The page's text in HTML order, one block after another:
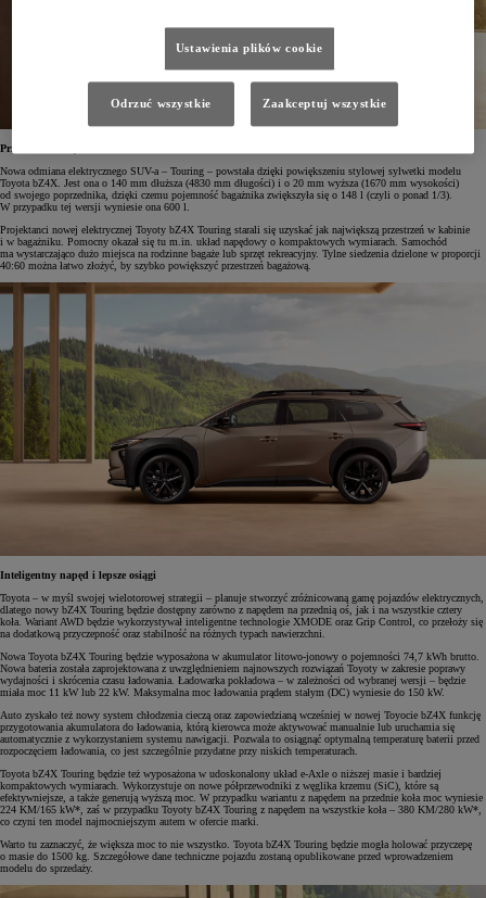
Przestronne wnętrze
Nowa odmiana elektrycznego SUV-a – Touring – powstała dzięki powiększeniu stylowej sylwetki modelu
Toyota bZ4X. Jest ona o 140 mm dłuższa (4830 mm długości) i o 20 mm wyższa (1670 mm wysokości)
od swojego poprzednika, dzięki czemu pojemność bagażnika zwiększyła się o 148 l (czyli o ponad 1/3).
W przypadku tej wersji wyniesie ona 600 l.
Projektanci nowej elektrycznej Toyoty bZ4X Touring starali się uzyskać jak największą przestrzeń w kabinie
i w bagażniku. Pomocny okazał się tu m.in. układ napędowy o kompaktowych wymiarach. Samochód
ma wystarczająco dużo miejsca na rodzinne bagaże lub sprzęt rekreacyjny. Tylne siedzenia dzielone w proporcji
40:60 można łatwo złożyć, by szybko powiększyć przestrzeń bagażową.
Inteligentny napęd i lepsze osiągi
Toyota – w myśl swojej wielotorowej strategii – planuje stworzyć zróżnicowaną gamę pojazdów elektrycznych,
dlatego nowy bZ4X Touring będzie dostępny zarówno z napędem na przednią oś, jak i na wszystkie cztery
koła. Wariant AWD będzie wykorzystywał inteligentne technologie XMODE oraz Grip Control, co przełoży się
na dodatkową przyczepność oraz stabilność na różnych typach nawierzchni.
Nowa Toyota bZ4X Touring będzie wyposażona w akumulator litowo-jonowy o pojemności 74,7 kWh brutto.
Nowa bateria została zaprojektowana z uwzględnieniem najnowszych rozwiązań Toyoty w zakresie poprawy
wydajności i skrócenia czasu ładowania. Ładowarka pokładowa – w zależności od wybranej wersji – będzie
miała moc 11 kW lub 22 kW. Maksymalna moc ładowania prądem stałym (DC) wyniesie do 150 kW.
Auto zyskało też nowy system chłodzenia cieczą oraz zapowiedzianą wcześniej w nowej Toyocie bZ4X funkcję
przygotowania akumulatora do ładowania, którą kierowca może aktywować manualnie lub uruchamia się
automatycznie z wykorzystaniem systemu nawigacji. Pozwala to osiągnąć optymalną temperaturę baterii przed
rozpoczęciem ładowania, co jest szczególnie przydatne przy niskich temperaturach.
Toyota bZ4X Touring będzie też wyposażona w udoskonalony układ e-Axle o niższej masie i bardziej
kompaktowych wymiarach. Wykorzystuje on nowe półprzewodniki z węglika krzemu (SiC), które są
efektywniejsze, a także generują wyższą moc. W przypadku wariantu z napędem na przednie koła moc wyniesie
224 KM/165 kW*, zaś w przypadku Toyoty bZ4X Touring z napędem na wszystkie koła – 380 KM/280 kW*,
co czyni ten model najmocniejszym autem w ofercie marki.
Warto tu zaznaczyć, że większa moc to nie wszystko. Toyota bZ4X Touring będzie mogła holować przyczepę
o masie do 1500 kg. Szczegółowe dane techniczne pojazdu zostaną opublikowane przed wprowadzeniem
modelu do sprzedaży.
Ustawienia plików cookie
Odrzuć wszystkie Zaakceptuj wszystkie